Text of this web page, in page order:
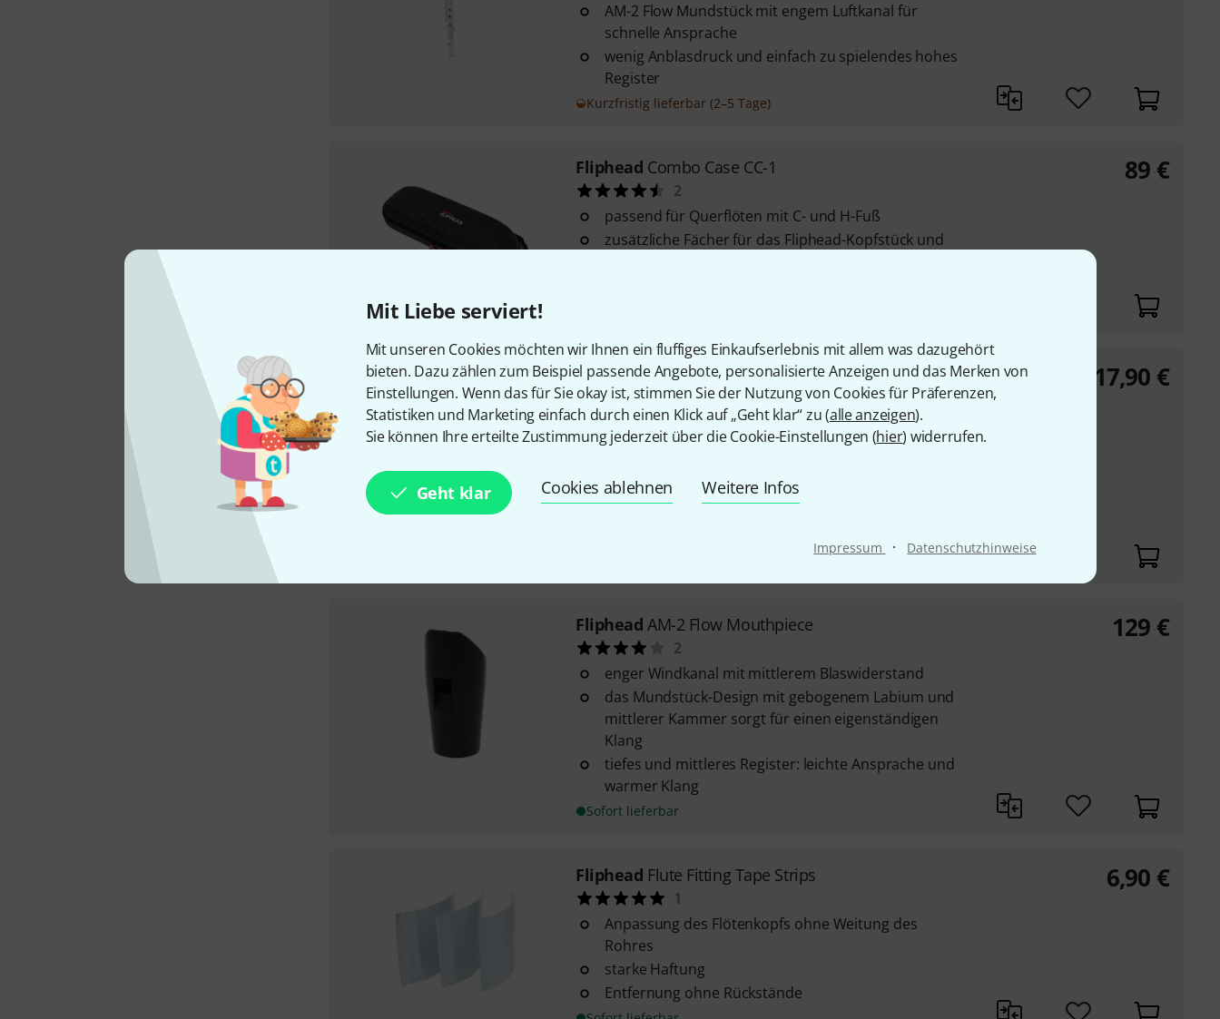
Mit Liebe serviert!
Mit unseren Cookies möchten wir Ihnen ein fluffiges Einkaufserlebnis mit allem was dazugehört
bieten. Dazu zählen zum Beispiel passende Angebote, personalisierte Anzeigen und das Merken von
Einstellungen. Wenn das für Sie okay ist, stimmen Sie der Nutzung von Cookies für Präferenzen,
Statistiken und Marketing einfach durch einen Klick auf „Geht klar“ zu (alle anzeigen).
Sie können Ihre erteilte Zustimmung jederzeit über die Cookie-Einstellungen (hier) widerrufen.
Geht klar Cookies ablehnen Weitere Infos
Impressum · Datenschutzhinweise
AM-2 Flow Mundstück mit engem Luftkanal für
schnelle Ansprache
wenig Anblasdruck und einfach zu spielendes hohes
Register
Kurzfristig lieferbar (2–5 Tage)
Fliphead Combo Case CC-1
2
passend für Querflöten mit C- und H-Fuß
zusätzliche Fächer für das Fliphead-Kopfstück und
89 €
Fliphead Thumb Rest Jet Black
3
passend für alle C-Querflöten aus Silber und
Neusilber
Verwendung von senkrechten Flötenköpfen (z.B.
17,90 €
Fliphead AM-2 Flow Mouthpiece
2
enger Windkanal mit mittlerem Blaswiderstand
das Mundstück-Design mit gebogenem Labium und
mittlerer Kammer sorgt für einen eigenständigen
Klang
tiefes und mittleres Register: leichte Ansprache und
warmer Klang
Sofort lieferbar
129 €
Fliphead Flute Fitting Tape Strips
1
Anpassung des Flötenkopfs ohne Weitung des
Rohres
starke Haftung
Entfernung ohne Rückstände
6,90 €